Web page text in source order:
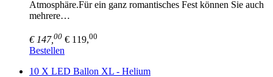
Atmosphäre.Für ein ganz romantisches Fest können Sie auch
mehrere…
€ 147, 00 € 119,00
Bestellen
10 X LED Ballon XL - Helium